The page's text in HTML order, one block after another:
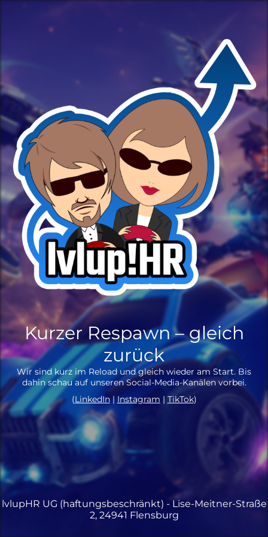
Kurzer Respawn – gleich
zurück
Wir sind kurz im Reload und gleich wieder am Start. Bis
dahin schau auf unseren Social-Media-Kanälen vorbei.
(LinkedIn|Instagram | TikTok)
lvlupHR UG (haftungsbeschränkt) - Lise-Meitner-Straße
2, 24941 Flensburg